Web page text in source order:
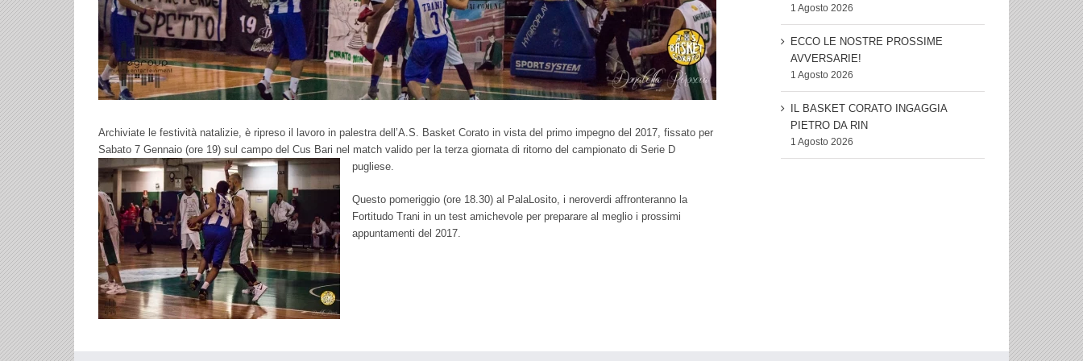
Archiviate le festività natalizie, è ripreso il lavoro in palestra dell’A.S. Basket Corato in vista del primo impegno del 2017, fissato per
Sabato 7 Gennaio (ore 19) sul campo del Cus Bari nel match valido per la terza giornata di ritorno del campionato di Serie D
pugliese.
Questo pomeriggio (ore 18.30) al PalaLosito, i neroverdi affronteranno la
Fortitudo Trani in un test amichevole per preparare al meglio i prossimi
appuntamenti del 2017.
1 Agosto 2026
ECCO LE NOSTRE PROSSIME
AVVERSARIE!
1 Agosto 2026
IL BASKET CORATO INGAGGIA
PIETRO DA RIN
1 Agosto 2026